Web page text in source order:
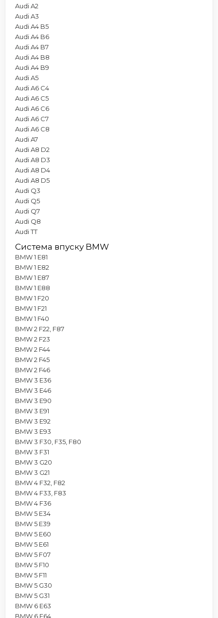
Audi A2
Audi A3
Audi A4 B5
Audi A4 B6
Audi A4 B7
Audi A4 B8
Audi A4 B9
Audi A5
Audi A6 C4
Audi A6 C5
Audi A6 C6
Audi A6 C7
Audi A6 C8
Audi A7
Audi A8 D2
Audi A8 D3
Audi A8 D4
Audi A8 D5
Audi Q3
Audi Q5
Audi Q7
Audi Q8
Audi TT
Система впуску BMW
BMW 1 E81
BMW 1 E82
BMW 1 E87
BMW 1 E88
BMW 1 F20
BMW 1 F21
BMW 1 F40
BMW 2 F22, F87
BMW 2 F23
BMW 2 F44
BMW 2 F45
BMW 2 F46
BMW 3 E36
BMW 3 E46
BMW 3 E90
BMW 3 E91
BMW 3 E92
BMW 3 E93
BMW 3 F30, F35, F80
BMW 3 F31
BMW 3 G20
BMW 3 G21
BMW 4 F32, F82
BMW 4 F33, F83
BMW 4 F36
BMW 5 E34
BMW 5 E39
BMW 5 E60
BMW 5 E61
BMW 5 F07
BMW 5 F10
BMW 5 F11
BMW 5 G30
BMW 5 G31
BMW 6 E63
BMW 6 E64